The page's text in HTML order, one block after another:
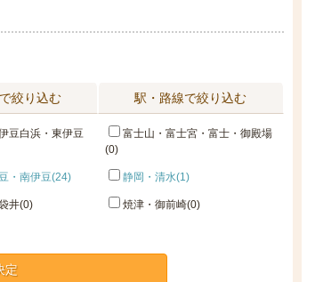
絞り込む 駅・路線で絞り込む
豆白浜・東伊豆
富士山・富士宮・富士・御殿場
(0)
・南伊豆(24) 静岡・清水(1)
井(0) 焼津・御前崎(0)
定